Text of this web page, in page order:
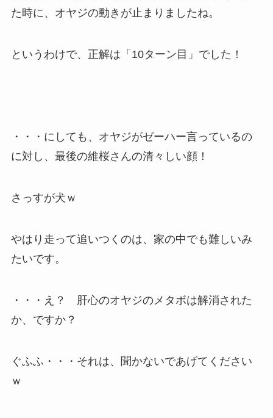
た時に、オヤジの動きが止まりましたね。
というわけで、正解は「10ターン目」でした！
・・・にしても、オヤジがゼーハー言っているの
に対し、最後の維桜さんの清々しい顔！
さっすが犬ｗ
やはり走って追いつくのは、家の中でも難しいみ
たいです。
・・・え？ 肝心のオヤジのメタボは解消された
か、ですか？
ぐふふ・・・それは、聞かないであげてください
ｗ